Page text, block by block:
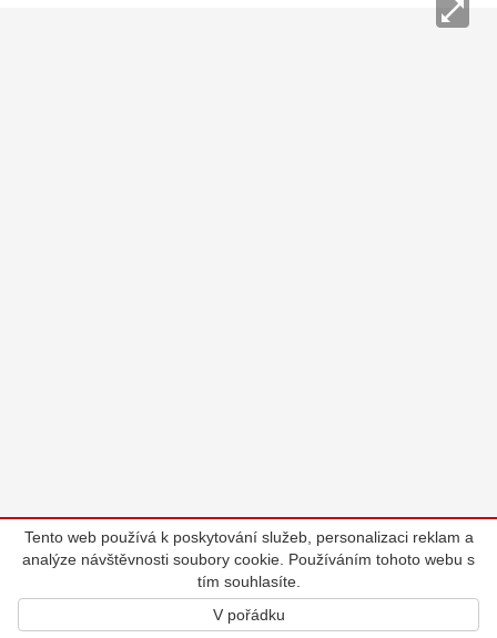
Tento web používá k poskytování služeb, personalizaci reklam a
analýze návštěvnosti soubory cookie. Používáním tohoto webu s
tím souhlasíte.
V pořádku